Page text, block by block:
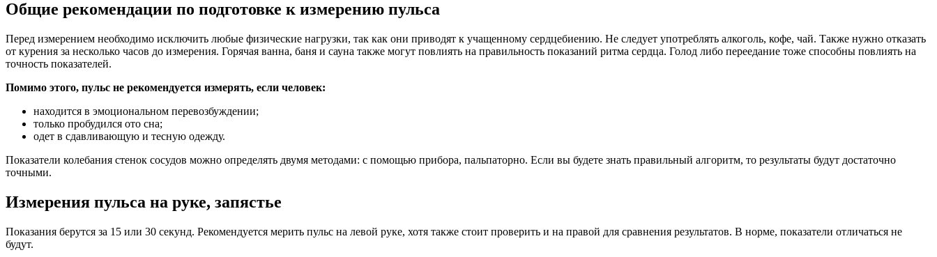
Общие рекомендации по подготовке к измерению пульса
Перед измерением необходимо исключить любые физические нагрузки, так как они приводят к учащенному сердцебиению. Не следует употреблять алкоголь, кофе, чай. Также нужно отказать
от курения за несколько часов до измерения. Горячая ванна, баня и сауна также могут повлиять на правильность показаний ритма сердца. Голод либо переедание тоже способны повлиять на
точность показателей.
Помимо этого, пульс не рекомендуется измерять, если человек:
находится в эмоциональном перевозбуждении;
только пробудился ото сна;
одет в сдавливающую и тесную одежду.
Показатели колебания стенок сосудов можно определять двумя методами: с помощью прибора, пальпаторно. Если вы будете знать правильный алгоритм, то результаты будут достаточно
точными.
Измерения пульса на руке, запястье
Показания берутся за 15 или 30 секунд. Рекомендуется мерить пульс на левой руке, хотя также стоит проверить и на правой для сравнения результатов. В норме, показатели отличаться не
будут.